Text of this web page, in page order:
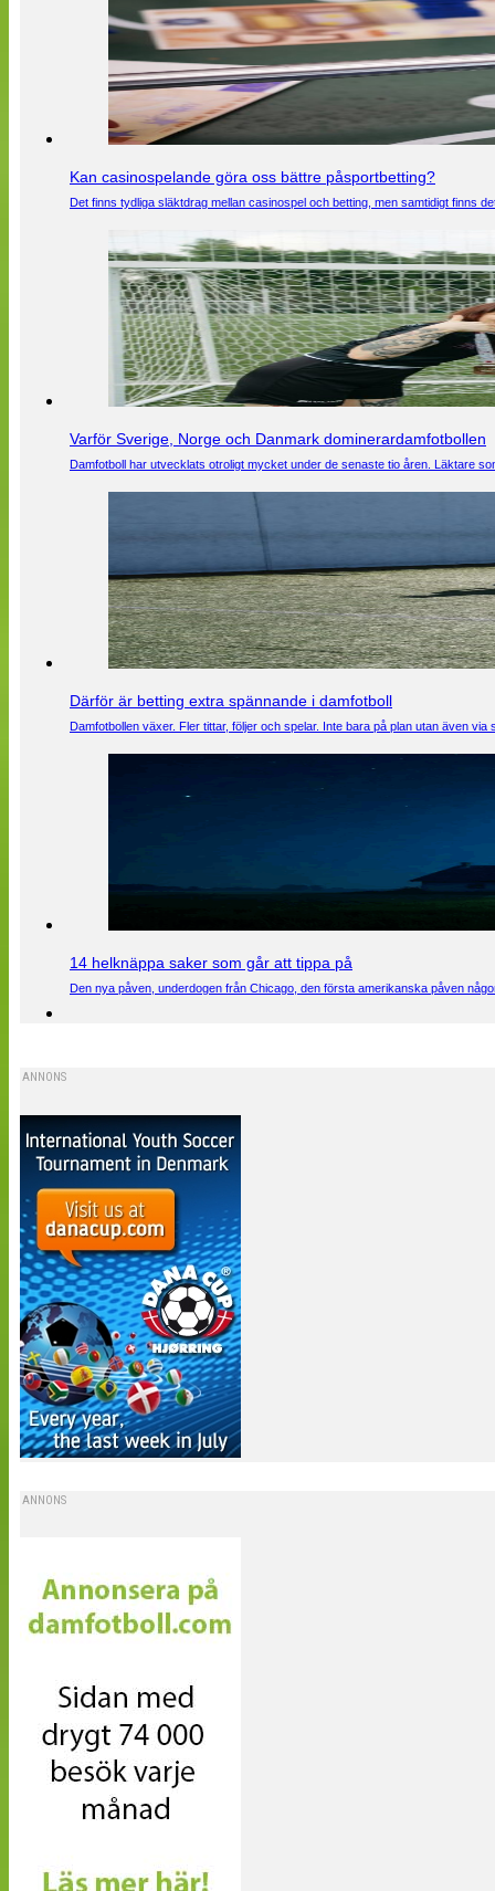
Kan casinospelande göra oss bättre påsportbetting?
Det finns tydliga släktdrag mellan casinospel och betting, men samtidigt finns
Varför Sverige, Norge och Danmark dominerardamfotbollen
Damfotboll har utvecklats otroligt mycket under de senaste tio åren. Läktare
Därför är betting extra spännande i damfotboll
Damfotbollen växer. Fler tittar, följer och spelar. Inte bara på plan utan även
14 helknäppa saker som går att tippa på
Den nya påven, underdogen från Chicago, den första amerikanska påven
ANNONS
ANNONS